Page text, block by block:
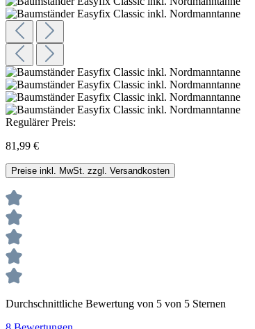
Regulärer Preis:
81,99 €
Preise inkl. MwSt. zzgl. Versandkosten
Durchschnittliche Bewertung von 5 von 5 Sternen